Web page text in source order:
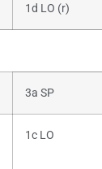
1d LO (r)
3a SP
1c LO